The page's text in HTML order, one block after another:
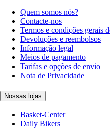
Quem somos nós?
Contacte-nos
Termos e condições gerais
Devoluções e reembolsos
Informação legal
Meios de pagamento
Tarifas e opções de envio
Nota de Privacidade
Nossas lojas
Basket-Center
Daily Bikers